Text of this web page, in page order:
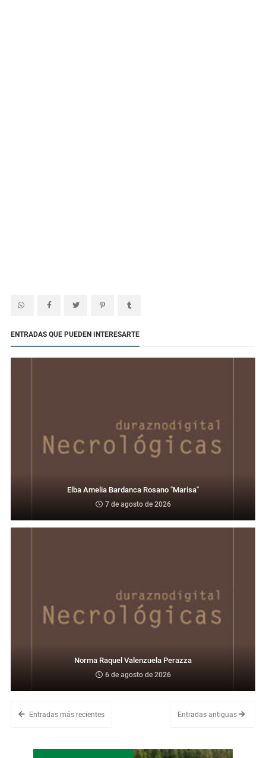
ENTRADAS QUE PUEDEN INTERESARTE
Elba Amelia Bardanca Rosano "Marisa"
7 de agosto de 2026
Norma Raquel Valenzuela Perazza
6 de agosto de 2026
Entradas más recientes Entradas antiguas